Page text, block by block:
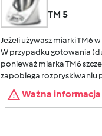
TM 5
Jeżeli używasz miarki TM6
W przypadku gotowania
ponieważ miarka TM6
zapobiega rozpryskiwaniu
Ważna